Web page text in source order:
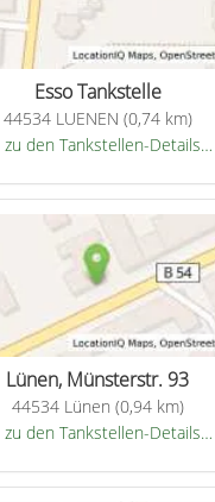
Esso Tankstelle
44534 LUENEN (0,74 km)
den Tankstellen-Details…
Lünen, Münsterstr. 93
44534 Lünen (0,94 km)
den Tankstellen-Details…